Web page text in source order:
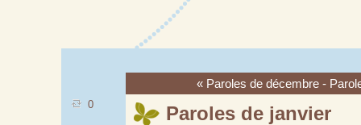
« Paroles de décembre -
0 Paroles de janvier